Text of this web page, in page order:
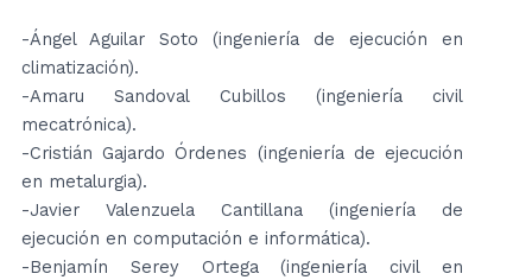
-Ángel Aguilar Soto (ingeniería de ejecución en
climatización).
-Amaru Sandoval Cubillos (ingeniería civil
mecatrónica).
-Cristián Gajardo Órdenes (ingeniería de ejecución
en metalurgia).
-Javier Valenzuela Cantillana (ingeniería de
ejecución en computación e informática).
-Benjamín Serey Ortega (ingeniería civil en